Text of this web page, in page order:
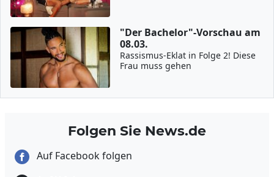
"Der Bachelor"-Vorschau am
08.03.
Rassismus-Eklat in Folge 2! Diese
Frau muss gehen
Folgen Sie News.de
Auf Facebook folgen